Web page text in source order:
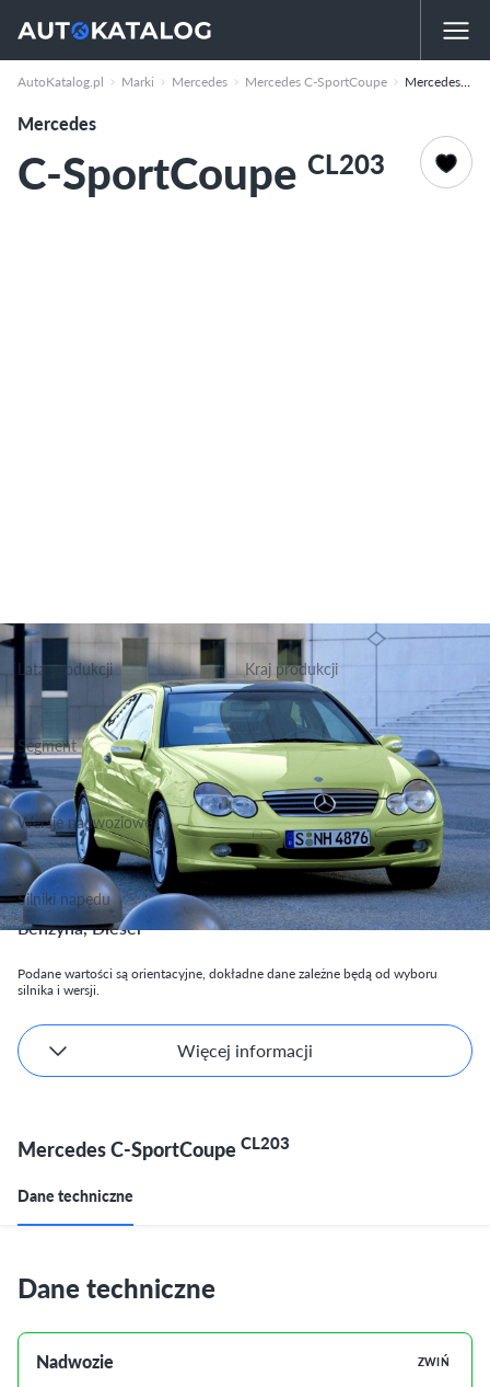
AutoKatalog.pl Marki Mercedes Mercedes C-SportCoupe Mercedes C-SportCoupe
Mercedes
C-SportCoupe CL203
Lata produkcji
2001-2004
Kraj produkcji
Niemcy
Segment
Grupa Sportowo Rekreacyjne, Klasa Średnia
Wersje nadwoziowe
Coupe
Silniki napędu
Benzyna, Diesel
Podane wartości są orientacyjne, dokładne dane zależne będą od wyboru
silnika i wersji.
Więcej informacji
Mercedes C-SportCoupeCL203
Dane techniczne
Dane techniczne
Nadwozie ZWIŃ